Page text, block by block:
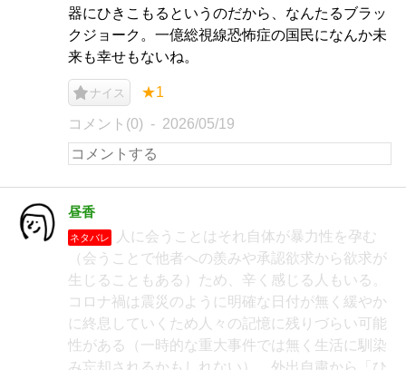
器にひきこもるというのだから、なんたるブラッ
クジョーク。一億総視線恐怖症の国民になんか未
来も幸せもないね。
ナイス ★1
コメント(0) 2026/05/19
昼香
ネタバレ
人に会うことはそれ自体が暴力性を孕む
（会うことで他者への羨みや承認欲求から欲求が
生じることもある）ため、辛く感じる人もいる。
コロナ禍は震災のように明確な日付が無く緩やか
に終息していくため人々の記憶に残りづらい可能
性がある（一時的な重大事件では無く生活に馴染
み忘却されるかもしれない）。外出自粛から「ひ